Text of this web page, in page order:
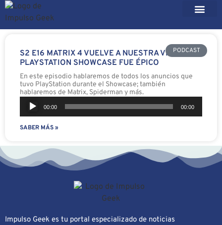
PODCAST
S2 E16 MATRIX 4 VUELVE A NUESTRA VIDA Y
PLAYSTATION SHOWCASE FUE ÉPICO
En este episodio hablaremos de todos los anuncios que
tuvo PlayStation durante el Showcase; también
hablaremos de Matrix, Spiderman y más.
Reproductor
de
audio
00:00 00:00
SABER MÁS »
Impulso Geek es tu portal especializado de noticias